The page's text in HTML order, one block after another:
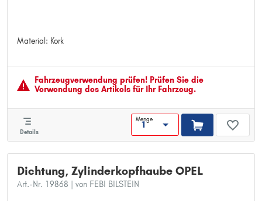
Material: Kork
Material: Kork
Fahrzeugver­wendung prüfen! Prüfen Sie die
Verwendung des Artikels für Ihr Fahrzeug.
Details
Menge
Dichtung, Zylinderkopfhaube OPEL
Art.-Nr. 19868 | von FEBI BILSTEIN